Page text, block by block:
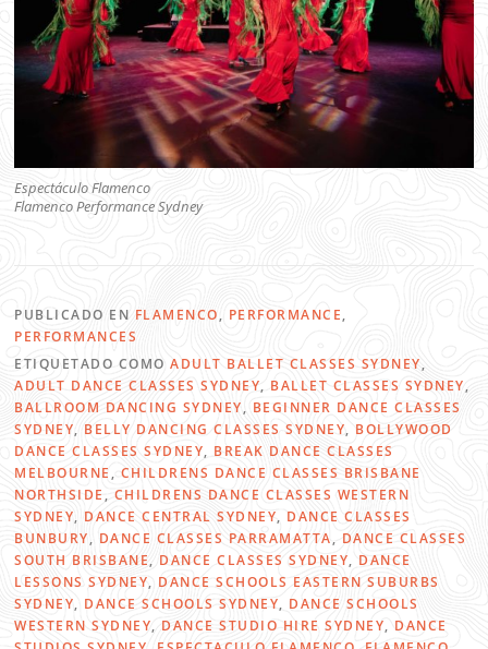
Espectáculo Flamenco
Flamenco Performance Sydney
PUBLICADO EN FLAMENCO, PERFORMANCE,
PERFORMANCES
ETIQUETADO COMOADULT BALLET CLASSES SYDNEY,
ADULT DANCE CLASSES SYDNEY, BALLET CLASSES SYDNEY,
BALLROOM DANCING SYDNEY, BEGINNER DANCE CLASSES
SYDNEY, BELLY DANCING CLASSES SYDNEY, BOLLYWOOD
DANCE CLASSES SYDNEY, BREAK DANCE CLASSES
MELBOURNE , CHILDRENS DANCE CLASSES BRISBANE
NORTHSIDE , CHILDRENS DANCE CLASSES WESTERN
SYDNEY, DANCE CENTRAL SYDNEY, DANCE CLASSES
BUNBURY, DANCE CLASSES PARRAMATTA, DANCE CLASSES
SOUTH BRISBANE, DANCE CLASSES SYDNEY, DANCE
LESSONS SYDNEY, DANCE SCHOOLS EASTERN SUBURBS
SYDNEY, DANCE SCHOOLS SYDNEY, DANCE SCHOOLS
WESTERN SYDNEY, DANCE STUDIO HIRE SYDNEY, DANCE